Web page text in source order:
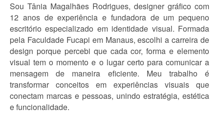
Sou Tânia Magalhães Rodrigues, designer gráfico com
12 anos de experiência e fundadora de um pequeno
escritório especializado em identidade visual. Formada
pela Faculdade Fucapi em Manaus, escolhi a carreira de
design porque percebi que cada cor, forma e elemento
visual tem o momento e o lugar certo para comunicar a
mensagem de maneira eficiente. Meu trabalho é
transformar conceitos em experiências visuais que
conectam marcas e pessoas, unindo estratégia, estética
e funcionalidade.